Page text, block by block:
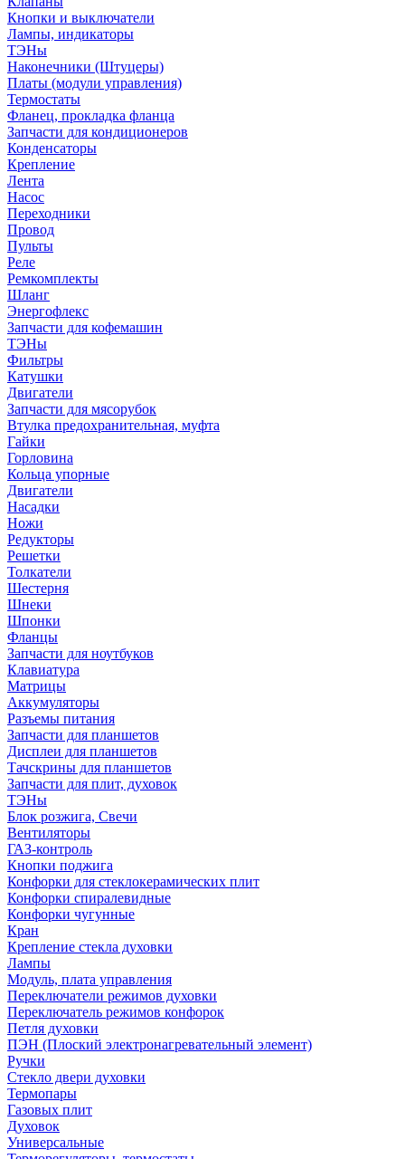
Кнопки и выключатели
Лампы, индикаторы
ТЭНы
Наконечники (Штуцеры)
Платы (модули управления)
Термостаты
Фланец, прокладка фланца
Запчасти для кондиционеров
Конденсаторы
Крепление
Лента
Насос
Переходники
Провод
Пульты
Реле
Ремкомплекты
Шланг
Энергофлекс
Запчасти для кофемашин
ТЭНы
Фильтры
Катушки
Двигатели
Запчасти для мясорубок
Втулка предохранительная, муфта
Гайки
Горловина
Кольца упорные
Двигатели
Насадки
Ножи
Редукторы
Решетки
Толкатели
Шестерня
Шнеки
Шпонки
Фланцы
Запчасти для ноутбуков
Клавиатура
Матрицы
Аккумуляторы
Разъемы питания
Запчасти для планшетов
Дисплеи для планшетов
Тачскрины для планшетов
Запчасти для плит, духовок
ТЭНы
Блок розжига, Свечи
Вентиляторы
ГАЗ-контроль
Кнопки поджига
Конфорки для стеклокерамических плит
Конфорки спиралевидные
Конфорки чугунные
Кран
Крепление стекла духовки
Лампы
Модуль, плата управления
Переключатели режимов духовки
Переключатель режимов конфорок
Петля духовки
ПЭН (Плоский электронагревательный элемент)
Ручки
Стекло двери духовки
Термопары
Газовых плит
Духовок
Универсальные